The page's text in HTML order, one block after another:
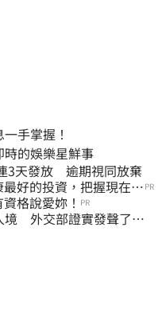
手掌握！
的娛樂星鮮事
3天發放 逾期視同放棄
好的投資，把握現在不 PR
格說愛妳！ PR
境 外交部證實發聲了：